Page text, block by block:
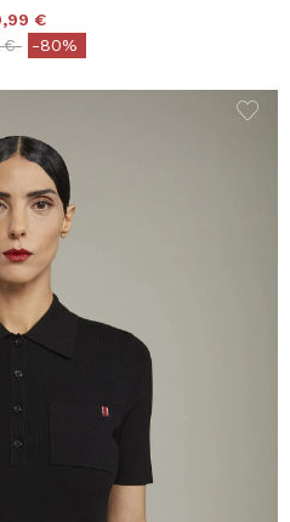
€
from
€to-80%